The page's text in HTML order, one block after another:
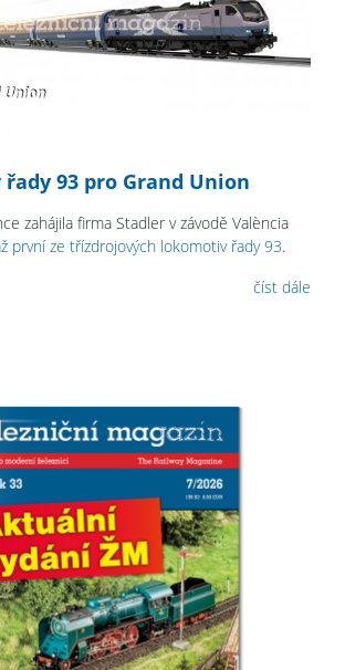
93 pro Grand Union
zahájila firma Stadler v závodě València
první ze třízdrojových lokomotiv řady 93.
číst dále